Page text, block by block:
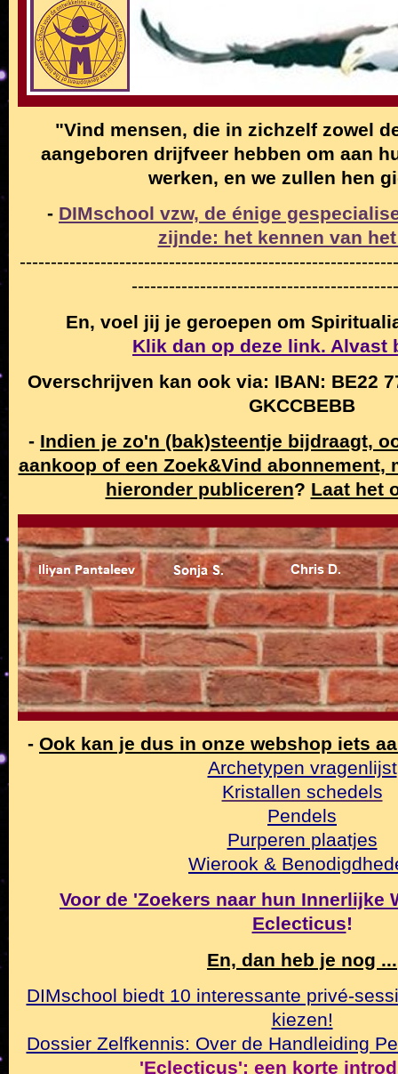
"Vind mensen, die in zichzelf zowel
aangeboren drijfveer hebben om aan
werken, en we zullen hen
- DIMschool vzw, de énige
zijnde: het kennen van
En, voel jij je geroepen om
Klik dan op deze link. Alvast
Overschrijven kan ook via: IBAN: BE22
GKCCBEBB
- Indien je zo'n (bak)steentje bijdraagt,
aankoop of een Zoek&Vind abonnement,
hieronder publiceren? Laat het
- Ook kan je dus in onze webshop iets
Archetypen vragenlijst
Kristallen schedels
Pendels
Purperen plaatjes
Wierook &
Voor de 'Zoekers naar hun Innerlijke
Eclecticus!
En, dan heb je nog ...
DIMschool biedt 10 interessante privé-
kiezen!
Dossier Zelfkennis: Over de Handleiding
'Eclecticus': een korte